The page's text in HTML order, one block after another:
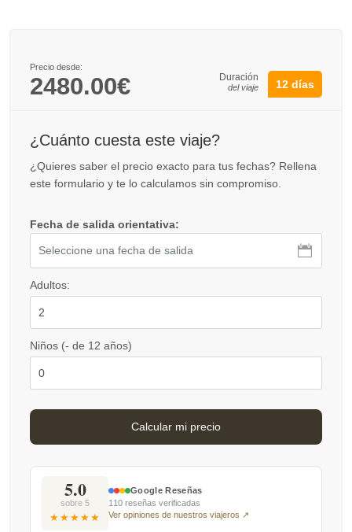
Precio desde:
2480.00€ Duración
del viaje 12 días
¿Cuánto cuesta este viaje?
¿Quieres saber el precio exacto para tus fechas? Rellena
este formulario y te lo calculamos sin compromiso.
Fecha de salida orientativa:
Adultos:
Niños (- de 12 años)
5.0
sobre 5
★★★★★
Google Reseñas
110 reseñas verificadas
Ver opiniones de nuestros viajeros ↗